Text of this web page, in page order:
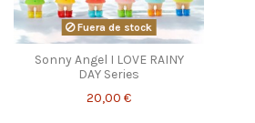
Fuera de stock
Sonny Angel I LOVE RAINY
DAY Series
20,00 €